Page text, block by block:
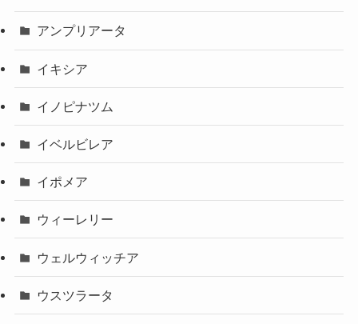
アンプリアータ
イキシア
イノピナツム
イベルビレア
イポメア
ウィーレリー
ウェルウィッチア
ウスツラータ